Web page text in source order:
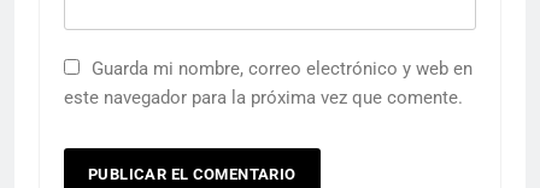
Guarda mi nombre, correo electrónico y web en
este navegador para la próxima vez que comente.